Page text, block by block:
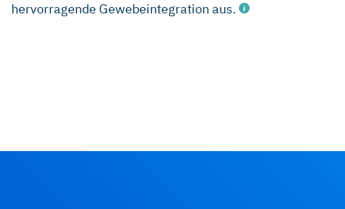
hervorragende Gewebeintegration aus.